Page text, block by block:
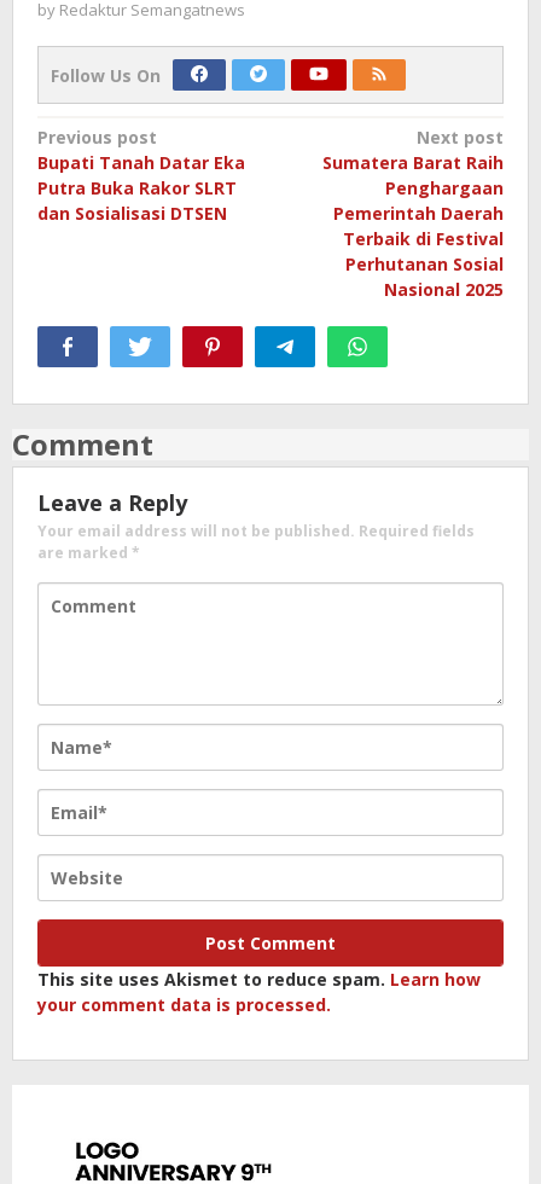
by Redaktur Semangatnews
Follow Us On
Post
navigation
Previous post
Bupati Tanah Datar Eka
Putra Buka Rakor SLRT
dan Sosialisasi DTSEN
Next post
Sumatera Barat Raih
Penghargaan
Pemerintah Daerah
Terbaik di Festival
Perhutanan Sosial
Nasional 2025
Comment
Leave a Reply
Your email address will not be published. Required fields
are marked *
This site uses Akismet to reduce spam. Learn how
your comment data is processed.